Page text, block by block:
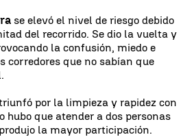
se elevó el nivel de riesgo debido
del recorrido. Se dio la vuelta y
la confusión, miedo e
corredores que no sabían que
por la limpieza y rapidez con
hubo que atender a dos personas
la mayor participación.